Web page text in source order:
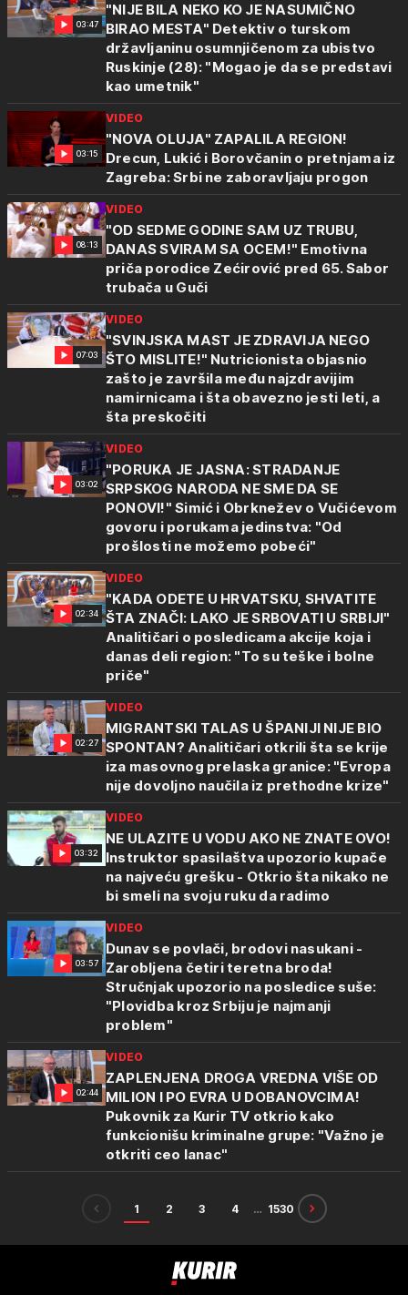
"NIJE BILA NEKO KO JE NASUMIČNO
BIRAO MESTA" Detektiv o turskom
državljaninu osumnjičenom za ubistvo
Ruskinje (28): "Mogao je da se predstavi
kao umetnik"
03:47
VIDEO
"NOVA OLUJA" ZAPALILA REGION!
Drecun, Lukić i Borovčanin o pretnjama iz
Zagreba: Srbi ne zaboravljaju progon
03:15
VIDEO
"OD SEDME GODINE SAM UZ TRUBU,
DANAS SVIRAM SA OCEM!" Emotivna
priča porodice Zećirović pred 65. Sabor
trubača u Guči
08:13
VIDEO
"SVINJSKA MAST JE ZDRAVIJA NEGO
ŠTO MISLITE!" Nutricionista objasnio
zašto je završila među najzdravijim
namirnicama i šta obavezno jesti leti, a
šta preskočiti
07:03
VIDEO
"PORUKA JE JASNA: STRADANJE
SRPSKOG NARODA NE SME DA SE
PONOVI!" Simić i Obrknežev o Vučićevom
govoru i porukama jedinstva: "Od
prošlosti ne možemo pobeći"
03:02
VIDEO
"KADA ODETE U HRVATSKU, SHVATITE
ŠTA ZNAČI: LAKO JE SRBOVATI U SRBIJI"
Analitičari o posledicama akcije koja i
danas deli region: "To su teške i bolne
priče"
02:34
VIDEO
MIGRANTSKI TALAS U ŠPANIJI NIJE BIO
SPONTAN? Analitičari otkrili šta se krije
iza masovnog prelaska granice: "Evropa
nije dovoljno naučila iz prethodne krize"
02:27
VIDEO
NE ULAZITE U VODU AKO NE ZNATE OVO!
Instruktor spasilaštva upozorio kupače
na najveću grešku - Otkrio šta nikako ne
bi smeli na svoju ruku da radimo
03:32
VIDEO
Dunav se povlači, brodovi nasukani -
Zarobljena četiri teretna broda!
Stručnjak upozorio na posledice suše:
"Plovidba kroz Srbiju je najmanji
problem"
03:57
VIDEO
ZAPLENJENA DROGA VREDNA VIŠE OD
MILION I PO EVRA U DOBANOVCIMA!
Pukovnik za Kurir TV otkrio kako
funkcionišu kriminalne grupe: "Važno je
otkriti ceo lanac"
02:44
1 2 3 4 … 1530